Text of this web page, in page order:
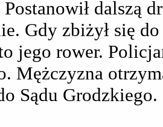
dalszą
Gdy zbiżył się
jego rower.
Mężczyzna
Sądu Grodzkiego.